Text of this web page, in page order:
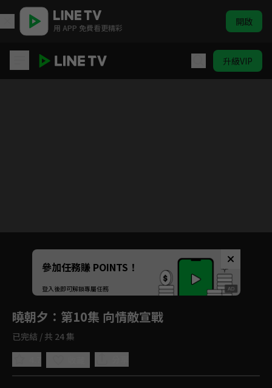
用 APP 免費看更精彩 開啟
升級VIP
Unmute
如有不便請見諒
參加任務賺 POINTS！
登入後即可解鎖專屬任務
曉朝夕 ：第10集 向情敵宣戰
已完結 / 共 24 集